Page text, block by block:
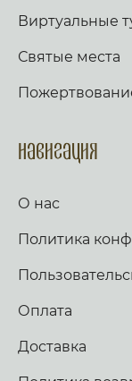
Виртуальные
Святые места
Навигация
О нас
Политика
Оплата
Доставка